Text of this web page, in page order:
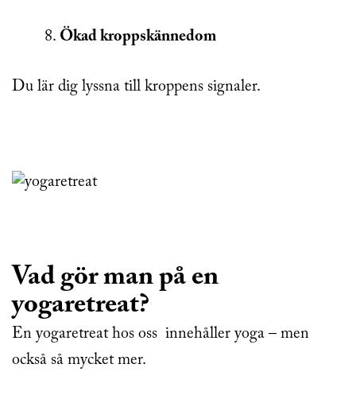
Ökad kroppskännedom
Du lär dig lyssna till kroppens signaler.
Vad gör man på en
yogaretreat?
En yogaretreat hos oss innehåller yoga – men
också så mycket mer.